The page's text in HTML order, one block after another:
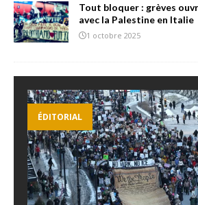
Tout bloquer : grèves
avec la Palestine en Italie
1 octobre 2025
ÉDITORIAL